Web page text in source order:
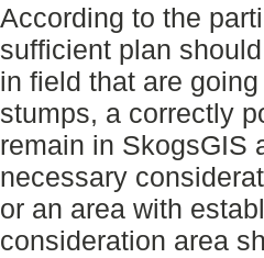
According to the
sufficient plan
in field that are
stumps, a correctly
remain in SkogsGIS
necessary
or an area with
consideration area